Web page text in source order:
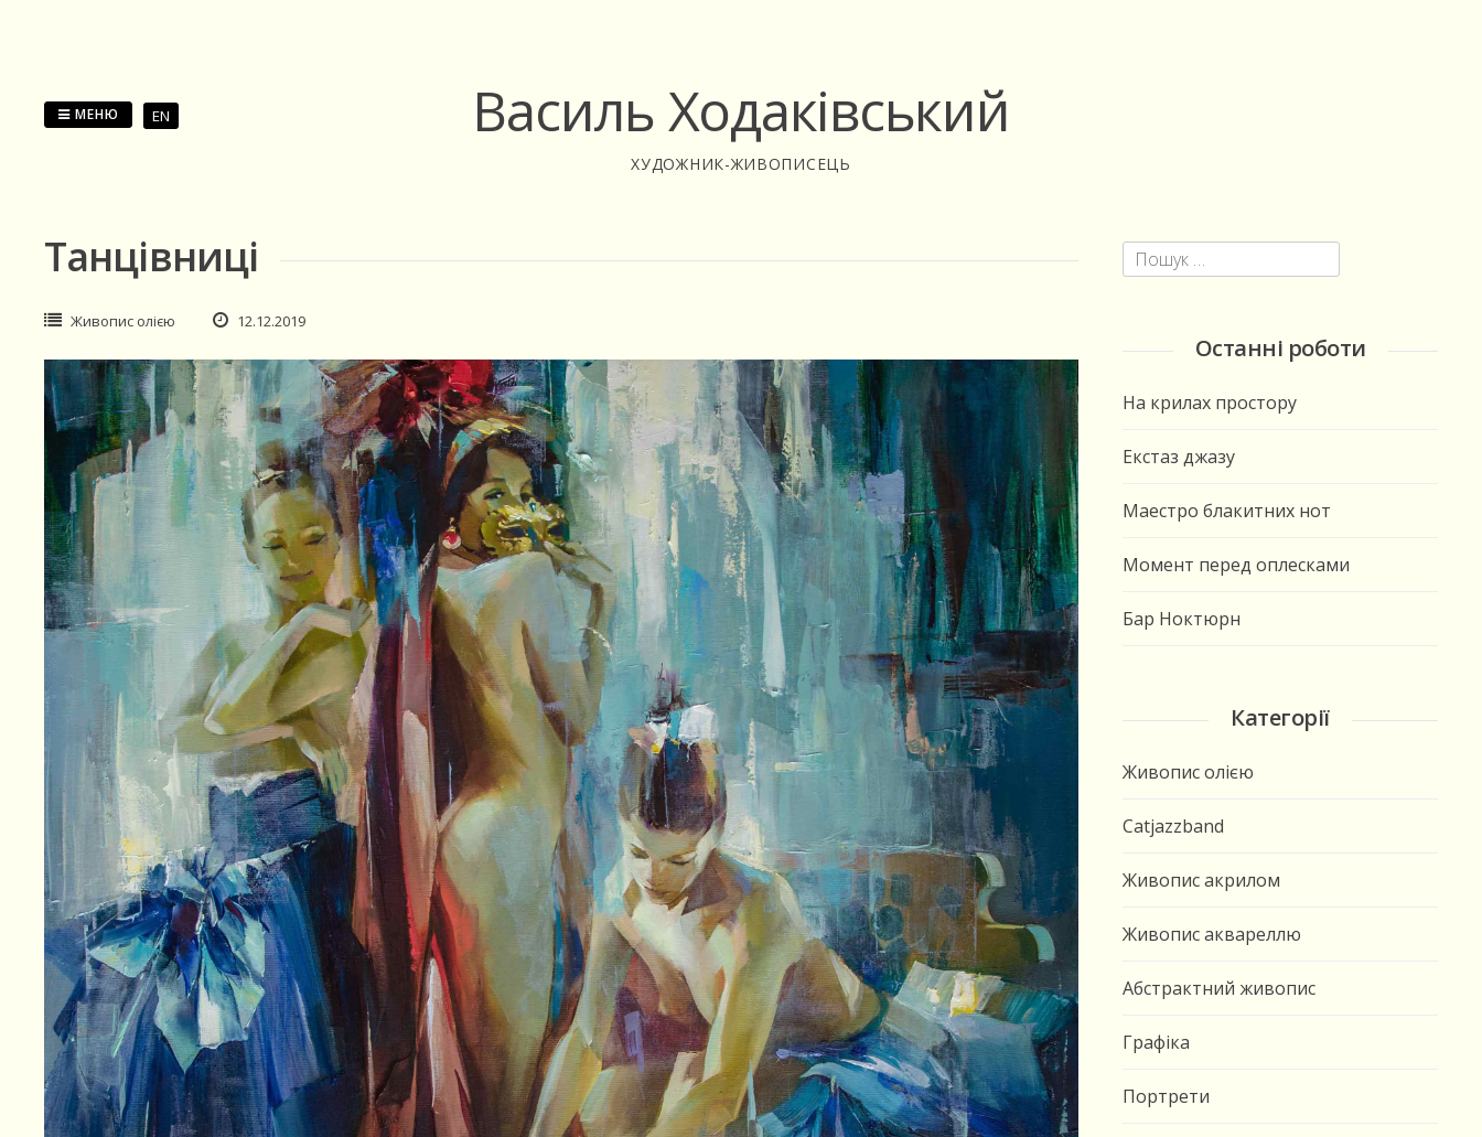
Василь Ходаківський
ХУДОЖНИК-ЖИВОПИСЕЦЬ
МЕНЮ EN
Танцівниці
Живопис олією 12.12.2019
Пошук:
Останні роботи
На крилах простору
Екстаз джазу
Маестро блакитних нот
Момент перед оплесками
Бар Ноктюрн
Категорії
Живопис олією
Catjazzband
Живопис акрилом
Живопис аквареллю
Абстрактний живопис
Графіка
Портрети